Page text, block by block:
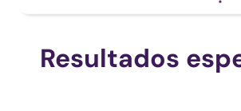
Resultados